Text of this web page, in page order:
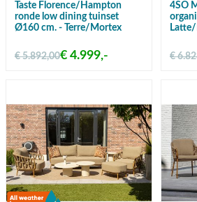
Taste Florence/Hampton
ronde low dining tuinset
Ø160 cm. - Terre/Mortex
€ 5.892,00€ 4.999,-
4SO
€